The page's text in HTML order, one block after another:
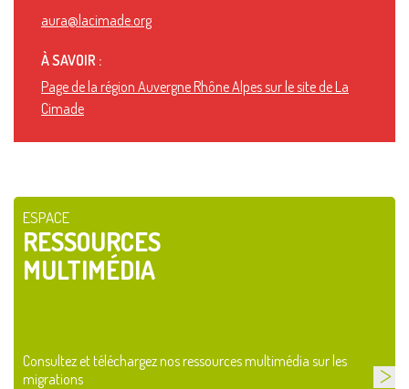
aura@lacimade.org
À SAVOIR :
Page de la région Auvergne Rhône Alpes sur le site de La
Cimade
ESPACE
RESSOURCES
MULTIMÉDIA
Consultez et téléchargez nos ressources multimédia sur les
migrations